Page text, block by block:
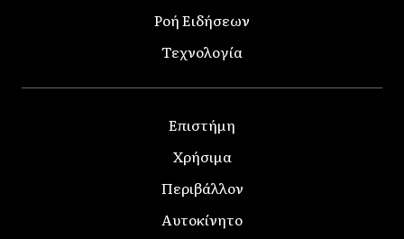
Ροή Ειδήσεων
Τεχνολογία
Επιστήμη
Χρήσιμα
Περιβάλλον
Αυτοκίνητο